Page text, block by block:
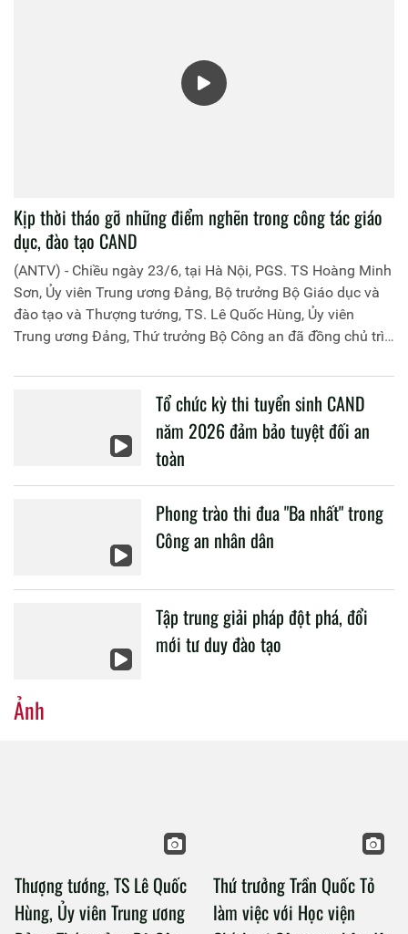
Kịp thời tháo gỡ những điểm nghẽn trong công tác giáo
dục, đào tạo CAND
(ANTV) - Chiều ngày 23/6, tại Hà Nội, PGS. TS Hoàng Minh
Sơn, Ủy viên Trung ương Đảng, Bộ trưởng Bộ Giáo dục và
đào tạo và Thượng tướng, TS. Lê Quốc Hùng, Ủy viên
Trung ương Đảng, Thứ trưởng Bộ Công an đã đồng chủ trì
liên quan đến công tác giáo dục và đào tạo của lực lượng
Tổ chức kỳ thi tuyển sinh CAND
năm 2026 đảm bảo tuyệt đối an
toàn
Phong trào thi đua "Ba nhất" trong
Công an nhân dân
Tập trung giải pháp đột phá, đổi
mới tư duy đào tạo
Ảnh
Thượng tướng, TS Lê Quốc
Hùng, Ủy viên Trung ương
Thứ trưởng Trần Quốc Tỏ
làm việc với Học viện